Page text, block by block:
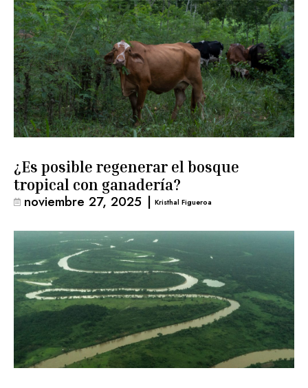
¿Es posible regenerar el bosque
tropical con ganadería?
noviembre 27, 2025 | Kristhal Figueroa